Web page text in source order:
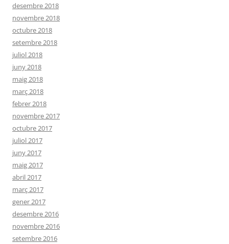
desembre 2018
novembre 2018
octubre 2018
setembre 2018
juliol 2018
juny 2018
maig 2018
març 2018
febrer 2018
novembre 2017
octubre 2017
juliol 2017
juny 2017
maig 2017
abril 2017
març 2017
gener 2017
desembre 2016
novembre 2016
setembre 2016